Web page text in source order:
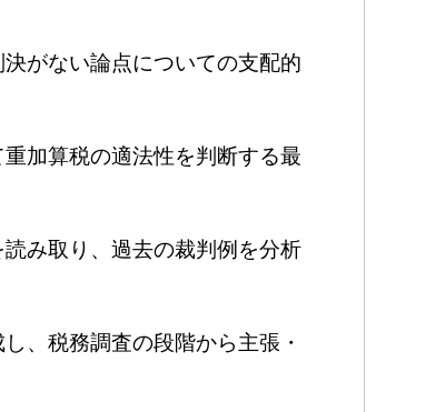
がない論点についての支配的
加算税の適法性を判断する最
み取り、過去の裁判例を分析
、税務調査の段階から主張・